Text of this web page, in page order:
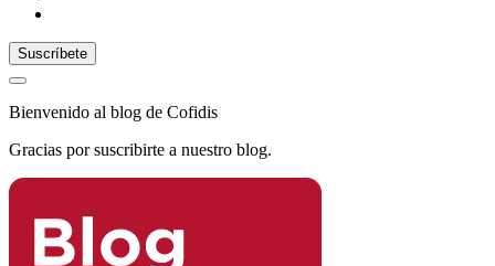
Bienvenido al blog de Cofidis
Gracias por suscribirte a nuestro blog.